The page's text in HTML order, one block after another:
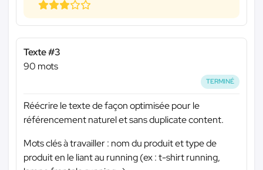
Texte #3
90 mots
TERMINÉ
Réécrire le texte de façon optimisée pour le
référencement naturel et sans duplicate content.
Mots clés à travailler : nom du produit et type de
produit en le liant au running (ex : t-shirt running,